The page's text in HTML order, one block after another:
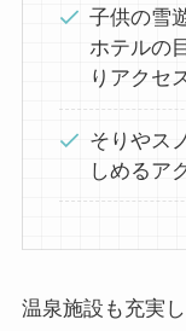
子供の雪
ホテルの
りアクセ
そりやス
しめるア
温泉施設も充実